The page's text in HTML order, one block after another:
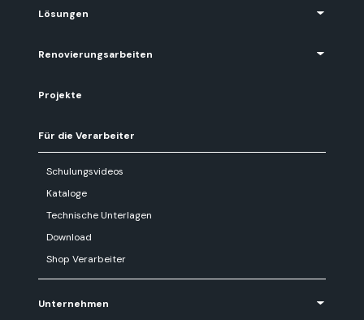
Lösungen
Renovierungsarbeiten
Projekte
Für die Verarbeiter
Schulungsvideos
Kataloge
Technische Unterlagen
Download
Shop Verarbeiter
Unternehmen